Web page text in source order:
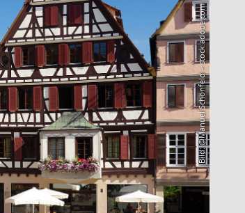
Bild: @Manuel Schönfeld – stock.adobe.com